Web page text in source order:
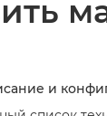
и